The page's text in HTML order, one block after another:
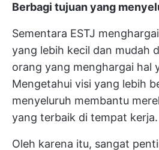
Berbagi tujuan yang
Sementara ESTJ
yang lebih kecil dan mudah
orang yang menghargai hal
Mengetahui visi yang lebih
menyeluruh membantu
yang terbaik di tempat kerja.
Oleh karena itu, sangat